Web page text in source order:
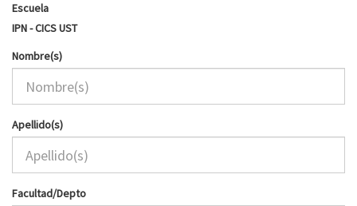
Escuela
IPN - CICS UST
Nombre(s)
Apellido(s)
Facultad/Depto